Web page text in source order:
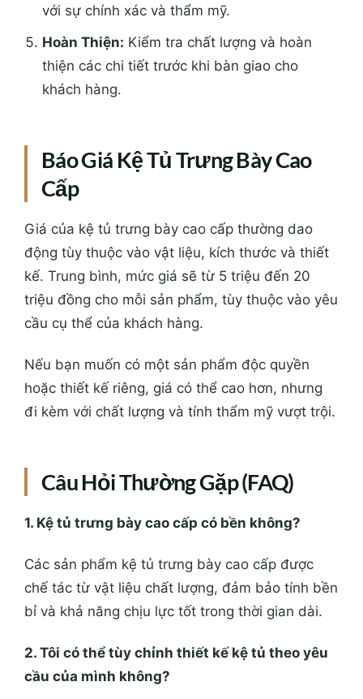
với sự chính xác và thẩm mỹ.
Hoàn Thiện: Kiểm tra chất lượng và hoàn
thiện các chi tiết trước khi bàn giao cho
khách hàng.
Báo Giá Kệ Tủ Trưng Bày Cao
Cấp
Giá của kệ tủ trưng bày cao cấp thường dao
động tùy thuộc vào vật liệu, kích thước và thiết
kế. Trung bình, mức giá sẽ từ 5 triệu đến 20
triệu đồng cho mỗi sản phẩm, tùy thuộc vào yêu
cầu cụ thể của khách hàng.
Nếu bạn muốn có một sản phẩm độc quyền
hoặc thiết kế riêng, giá có thể cao hơn, nhưng
đi kèm với chất lượng và tính thẩm mỹ vượt trội.
Câu Hỏi Thường Gặp (FAQ)
1. Kệ tủ trưng bày cao cấp có bền không?
Các sản phẩm kệ tủ trưng bày cao cấp được
chế tác từ vật liệu chất lượng, đảm bảo tính bền
bỉ và khả năng chịu lực tốt trong thời gian dài.
2. Tôi có thể tùy chỉnh thiết kế kệ tủ theo yêu
cầu của mình không?